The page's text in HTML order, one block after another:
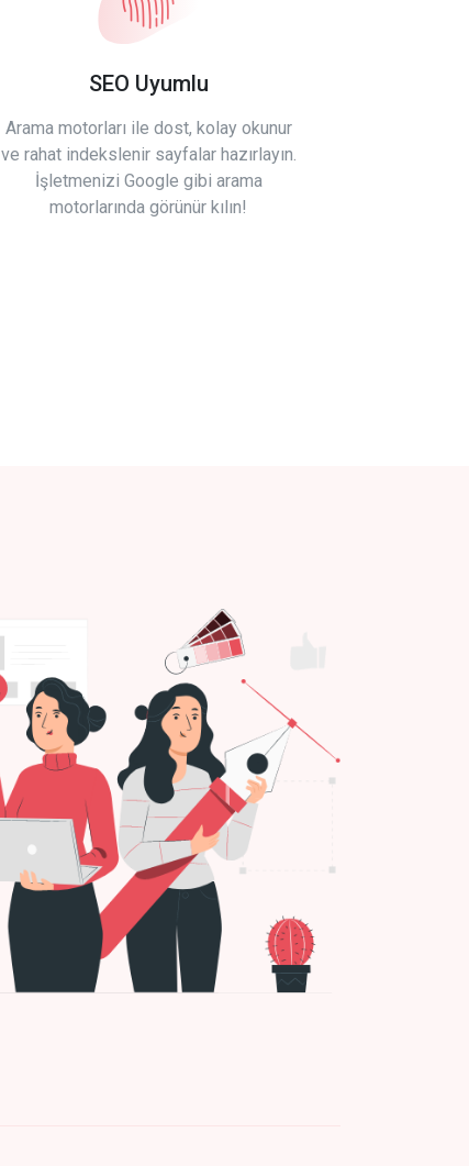
SEO Uyumlu
Arama motorları ile dost, kolay okunur
ve rahat indekslenir sayfalar hazırlayın.
İşletmenizi Google gibi arama
motorlarında görünür kılın!